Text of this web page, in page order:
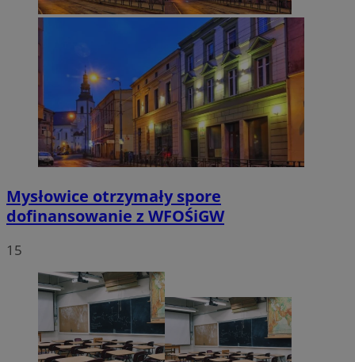
Mysłowice otrzymały spore
dofinansowanie z WFOŚiGW
15